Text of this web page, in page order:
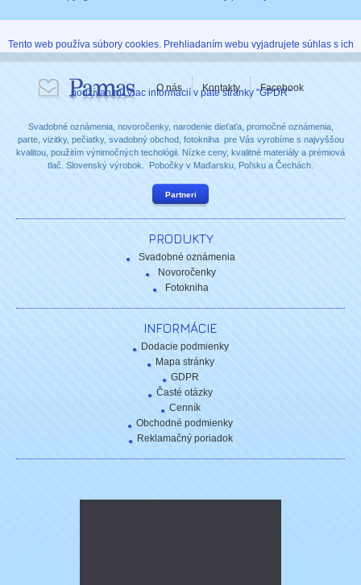
Tento web používa súbory cookies. Prehliadaním webu vyjadrujete súhlas s ich
používaním. Viac informácií v päte stránky "GPDR"
O nás Kontakty Facebook
Svadobné oznámenia, novoročenky, narodenie dieťaťa, promočné oznámenia,
parte, vizitky, pečiatky, svadobný obchod, fotokniha pre Vás vyrobíme s najvyššou
kvalitou, použitím výnimočných techológii. Nízke ceny, kvalitné materiály a prémiová
tlač. Slovenský výrobok. Pobočky v Maďarsku, Poľsku a Čechách.
Partneri
PRODUKTY
Svadobné oznámenia
Novoročenky
Fotokniha
INFORMÁCIE
Dodacie podmienky
Mapa stránky
GDPR
Časté otázky
Cenník
Obchodné podmienky
Reklamačný poriadok